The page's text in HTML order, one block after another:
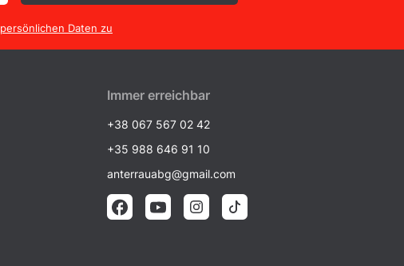
persönlichen Daten zu
Immer erreichbar
+38 067 567 02 42
+35 988 646 91 10
anterrauabg@gmail.com